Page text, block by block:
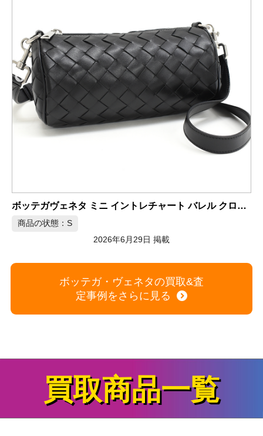
ボッテガヴェネタ イントレチャート 2WAY ビジネスバッグ
商品の状態：A
2026年6月29日 掲載
ボッテガ・ヴェネタの買取&査
定事例をさらに見る
買取商品一覧